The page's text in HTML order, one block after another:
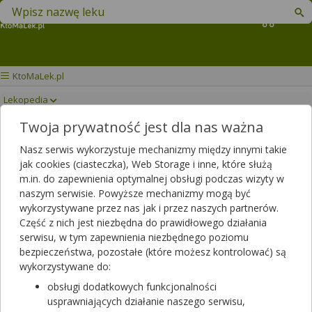
Koszyk
Znajdź lek w swojej okolicy
KtoMaLek.pl
Lekopedia
GARDIMAX MEDICA Drukuj/Zapisz
Twoja prywatność jest dla nas ważna
Nasz serwis wykorzystuje mechanizmy między innymi takie
jak cookies (ciasteczka), Web Storage i inne, które służą
m.in. do zapewnienia optymalnej obsługi podczas wizyty w
naszym serwisie. Powyższe mechanizmy mogą być
wykorzystywane przez nas jak i przez naszych partnerów.
Część z nich jest niezbędna do prawidłowego działania
serwisu, w tym zapewnienia niezbędnego poziomu
bezpieczeństwa, pozostałe (które możesz kontrolować) są
wykorzystywane do:
obsługi dodatkowych funkcjonalności
usprawniających działanie naszego serwisu,